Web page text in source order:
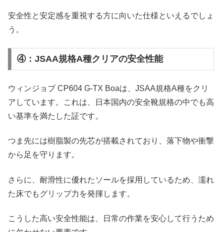
安全性と安定感を重視する方に向いた仕様といえるでしょ
う。
④：JSAA規格A種クリアの安全性能
ウィンジョブ CP604 G-TX Boaは、JSAA規格A種をクリ
アしています。これは、日本国内の安全靴規格の中でも高
い基準を満たした証です。
つま先には樹脂製の先芯が搭載されており、落下物や衝撃
から足を守ります。
さらに、耐滑性に優れたソールを採用しているため、濡れ
た床でもグリップ力を発揮します。
こうした高い安全性能は、日常の作業を安心して行うため